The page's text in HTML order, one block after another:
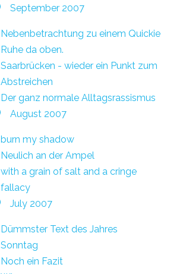
September 2007
Nebenbetrachtung zu einem Quickie
Ruhe da oben.
Saarbrücken - wieder ein Punkt zum
Abstreichen
Der ganz normale Alltagsrassismus
August 2007
burn my shadow
Neulich an der Ampel
with a grain of salt and a cringe
fallacy
July 2007
Dümmster Text des Jahres
Sonntag
Noch ein Fazit